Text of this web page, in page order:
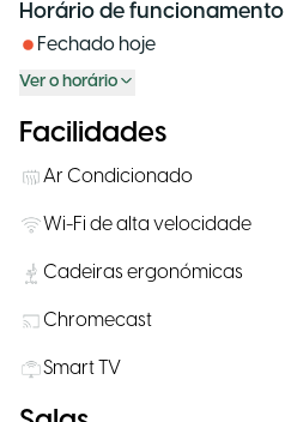
Horário de funcionamento
Fechado hoje
Ver o horário
Facilidades
Ar Condicionado
Wi-Fi de alta velocidade
Cadeiras ergonómicas
Chromecast
Smart TV